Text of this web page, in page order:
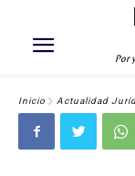
Por
Inicio Actualidad